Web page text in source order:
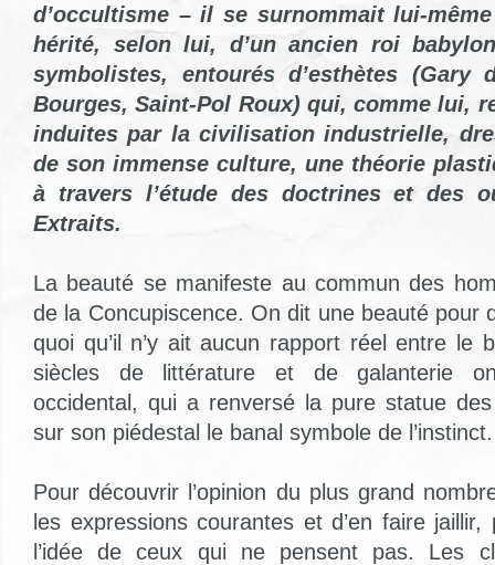
d’occultisme – il se surnommait lui-
hérité, selon lui, d’un ancien roi
symbolistes, entourés d’esthètes (Gary
Bourges, Saint-Pol Roux) qui, comme lui,
induites par la civilisation industrielle,
de son immense culture, une théorie
à travers l’étude des doctrines et des
Extraits.
La beauté se manifeste au commun des
de la Concupiscence. On dit une beauté pour
quoi qu’il n’y ait aucun rapport réel entre le
siècles de littérature et de galanterie
occidental, qui a renversé la pure statue
sur son piédestal le banal symbole de l’instinct.
Pour découvrir l’opinion du plus grand
les expressions courantes et d’en faire
l’idée de ceux qui ne pensent pas. Les